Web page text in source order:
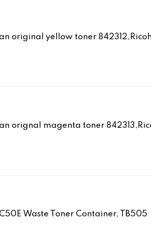
original yellow toner
orignal magenta toner
Waste Toner Container, TB505